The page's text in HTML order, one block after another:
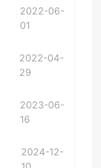
2022-06-
01
2022-04-
29
2023-06-
16
2024-12-